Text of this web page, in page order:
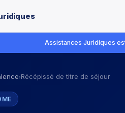
Assistances Juridiques
›Récépissé de titre de séjour